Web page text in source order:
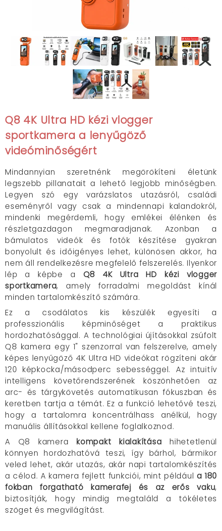
Q8 4K Ultra HD kézi vlogger
sportkamera a lenyűgöző
videóminőségért
Mindannyian szeretnénk megörökíteni életünk
legszebb pillanatait a lehető legjobb minőségben.
Legyen szó egy varázslatos utazásról, családi
eseményről vagy csak a mindennapi kalandokról,
mindenki megérdemli, hogy emlékei élénken és
részletgazdagon megmaradjanak. Azonban a
bámulatos videók és fotók készítése gyakran
bonyolult és időigényes lehet, különösen akkor, ha
nem áll rendelkezésre megfelelő felszerelés. Ilyenkor
lép a képbe a Q8 4K Ultra HD kézi vlogger
sportkamera, amely forradalmi megoldást kínál
minden tartalomkészítő számára.
Ez a csodálatos kis készülék egyesíti a
professzionális képminőséget a praktikus
hordozhatósággal. A technológiai újításokkal zsúfolt
Q8 kamera egy 1" szenzorral van felszerelve, amely
képes lenyűgöző 4K Ultra HD videókat rögzíteni akár
120 képkocka/másodperc sebességgel. Az intuitív
intelligens követőrendszerének köszönhetően az
arc- és tárgykövetés automatikusan fókuszban és
keretben tartja a témát. Ez a funkció lehetővé teszi,
hogy a tartalomra koncentrálhass anélkül, hogy
manuális állításokkal kellene foglalkoznod.
A Q8 kamera kompakt kialakítása hihetetlenül
könnyen hordozhatóvá teszi, így bárhol, bármikor
veled lehet, akár utazás, akár napi tartalomkészítés
a célod. A kamera fejlett funkciói, mint például a 180
fokban forgatható kamerafej és az erős vaku,
biztosítják, hogy mindig megtaláld a tökéletes
szöget és megvilágítást.